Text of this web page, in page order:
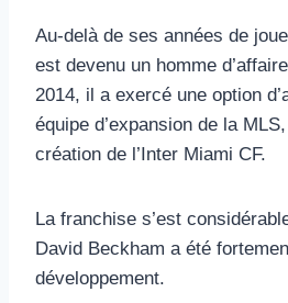
Au-delà de ses années de
est devenu un homme
2014, il a exercé une option
équipe d’expansion de la
création de l’Inter Miami CF.
La franchise s’est
David Beckham a été
développement.